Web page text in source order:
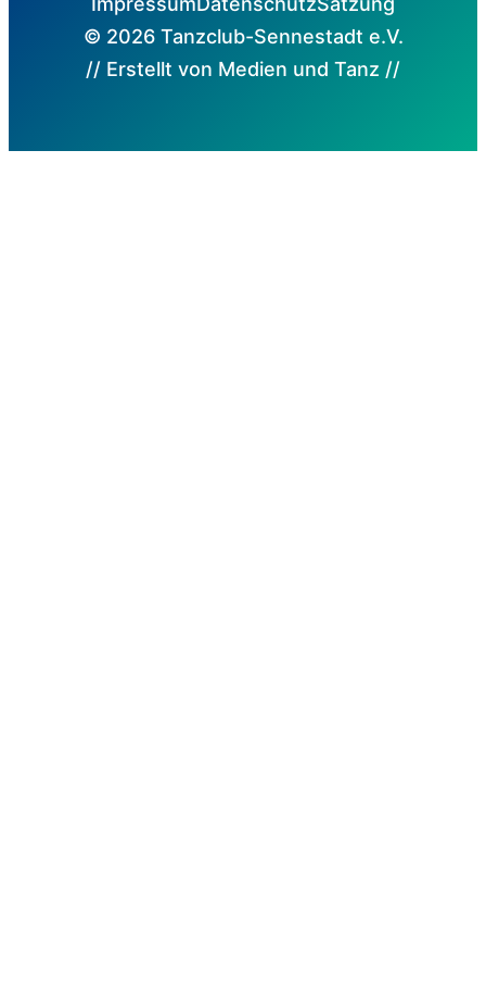
© 2026 Tanzclub-Sennestadt e.V.
// Erstellt von Medien und Tanz //